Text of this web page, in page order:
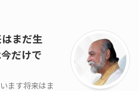
まだ生
だけで
ます将来はま